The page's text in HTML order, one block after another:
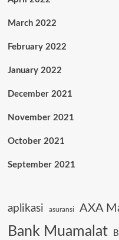
March 2022
February 2022
January 2022
December 2021
November 2021
October 2021
September 2021
aplikasi asuransi AXA
Bank Muamalat